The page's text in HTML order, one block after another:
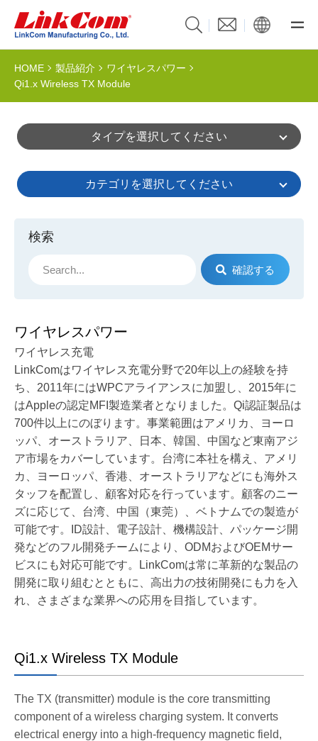
HOME 製品紹介
ワイヤレスパワー
Qi1.x Wireless TX Module
タイプを選択してください
カテゴリを選択してください
検索
確認する
ワイヤレスパワー
ワイヤレス充電
LinkComはワイヤレス充電分野で20年以上の経験を持
ち、2011年にはWPCアライアンスに加盟し、2015年に
はAppleの認定MFI製造業者となりました。Qi認証製品は
700件以上にのぼります。事業範囲はアメリカ、ヨーロ
ッパ、オーストラリア、日本、韓国、中国など東南アジ
ア市場をカバーしています。台湾に本社を構え、アメリ
カ、ヨーロッパ、香港、オーストラリアなどにも海外ス
タッフを配置し、顧客対応を行っています。顧客のニー
ズに応じて、台湾、中国（東莞）、ベトナムでの製造が
可能です。ID設計、電子設計、機構設計、パッケージ開
発などのフル開発チームにより、ODMおよびOEMサー
ビスにも対応可能です。LinkComは常に革新的な製品の
開発に取り組むとともに、高出力の技術開発にも力を入
れ、さまざまな業界への応用を目指しています。
Qi1.x Wireless TX Module
The TX (transmitter) module is the core transmitting
component of a wireless charging system. It converts
electrical energy into a high-frequency magnetic field,